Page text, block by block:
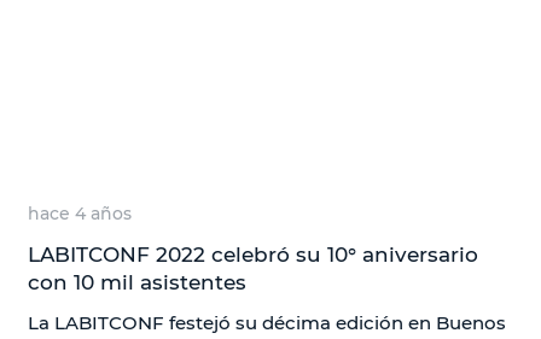
hace 4 años
LABITCONF 2022 celebró su 10° aniversario
con 10 mil asistentes
La LABITCONF festejó su décima edición en Buenos